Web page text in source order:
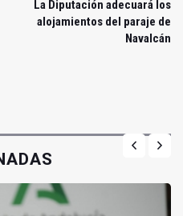
La Diputación adecuará los
alojamientos del paraje de
Navalcán